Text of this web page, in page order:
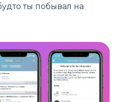
ты побывал на